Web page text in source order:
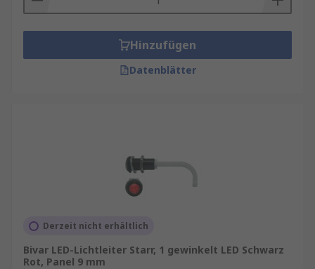
Hinzufügen
Datenblätter
Derzeit nicht erhältlich
Bivar LED-Lichtleiter Starr, 1 gewinkelt LED Schwarz
Rot, Panel 9 mm